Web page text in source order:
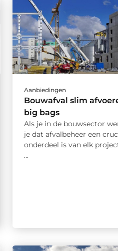
Aanbiedingen
Bouwafval slim
big bags
Als je in de bouwsector
je dat afvalbeheer een
onderdeel is van elk
...